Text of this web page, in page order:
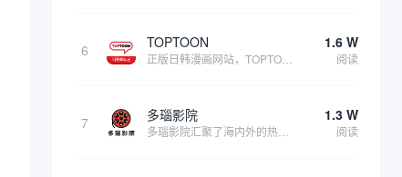
6 TOPTOON 1.6 W
阅读
7 多瑙影院 1.3 W
阅读